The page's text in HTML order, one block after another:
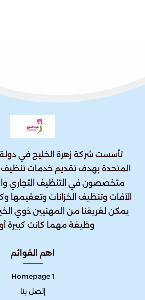
تأسست شركة زهرة الخليج في دولة
المتحدة بهدف تقديم خدمات تنظيف
متخصصون في التنظيف التجاري
الآفات وتنظيف الخزانات وتعقيمها
يمكن لفريقنا من المهنيين ذوي
وظيفة مهما كانت كبيرة
اهم القوائم
Homepage 1
إتصل بنا